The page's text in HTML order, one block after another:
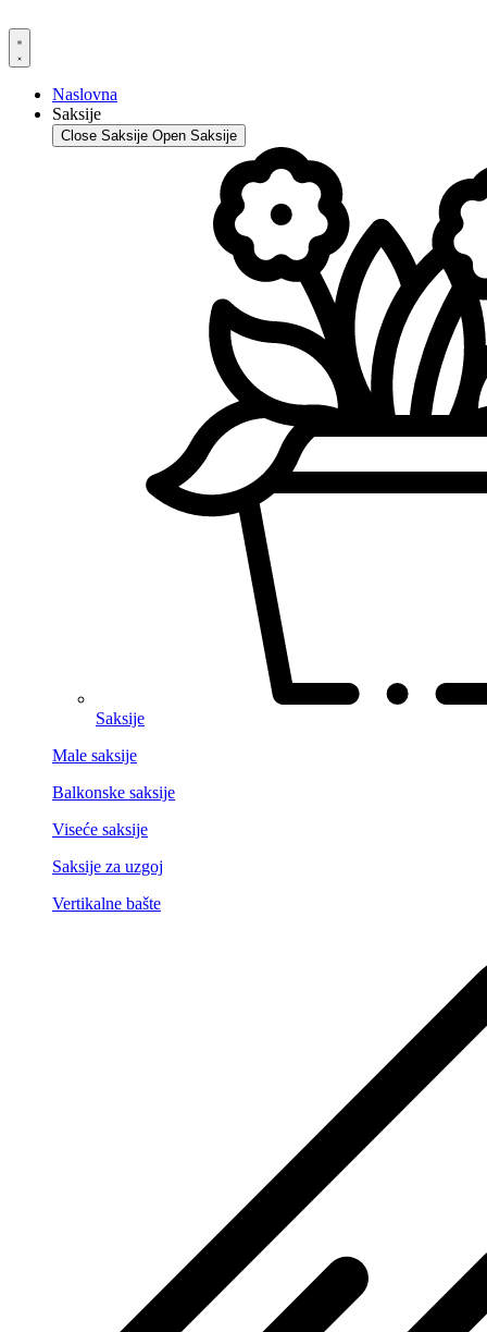
to
content
Naslovna
Saksije
Close Saksije Open Saksije
Saksije
Male saksije
Balkonske saksije
Viseće saksije
Saksije za uzgoj
Vertikalne bašte